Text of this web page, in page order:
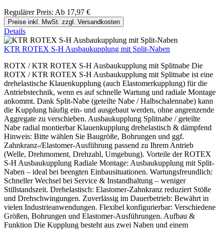
Regulärer Preis: Ab 17,97 €
Preise inkl. MwSt. zzgl. Versandkosten
Details
KTR ROTEX S-H Ausbaukupplung mit Split-Naben
ROTX / KTR ROTEX S-H Ausbaukupplung mit Splitnabe Die
ROTX / KTR ROTEX S-H Ausbaukupplung mit Splitnabe ist eine
drehelastische Klauenkupplung (auch Elastomerkupplung) für die
Antriebstechnik, wenn es auf schnelle Wartung und radiale Montage
ankommt. Dank Split-Nabe (geteilte Nabe / Halbschalennabe) kann
die Kupplung häufig ein- und ausgebaut werden, ohne angrenzende
Aggregate zu verschieben. Ausbaukupplung Splitnabe / geteilte
Nabe radial montierbar Klauenkupplung drehelastisch & dämpfend
Hinweis: Bitte wählen Sie Baugröße, Bohrungen und ggf.
Zahnkranz-/Elastomer-Ausführung passend zu Ihrem Antrieb
(Welle, Drehmoment, Drehzahl, Umgebung). Vorteile der ROTEX
S-H Ausbaukupplung Radiale Montage: Ausbaukupplung mit Split-
Naben – ideal bei beengten Einbausituationen. Wartungsfreundlich:
Schneller Wechsel bei Service & Instandhaltung – weniger
Stillstandszeit. Drehelastisch: Elastomer-Zahnkranz reduziert Stöße
und Drehschwingungen. Zuverlässig im Dauerbetrieb: Bewährt in
vielen Industrieanwendungen. Flexibel konfigurierbar: Verschiedene
Größen, Bohrungen und Elastomer-Ausführungen. Aufbau &
Funktion Die Kupplung besteht aus zwei Naben und einem